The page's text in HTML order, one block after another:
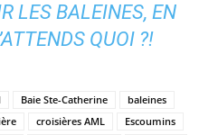
LES BALEINES, EN
QUOI ?!
Baie Ste-Catherine
baleines
croisières AML
Escoumins